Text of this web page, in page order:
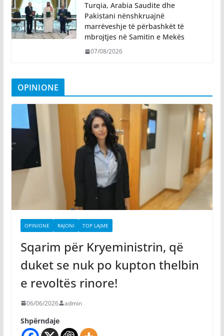
Turqia, Arabia Saudite dhe
Pakistani nënshkruajnë
marrëveshje të përbashkët të
mbrojtjes në Samitin e Mekës
07/08/2026
OPINIONE
OPINIONE RAJONI TOP LAJME
Sqarim për Kryeministrin, që
duket se nuk po kupton thelbin
e revoltës rinore!
06/06/2026 admin
Shpërndaje